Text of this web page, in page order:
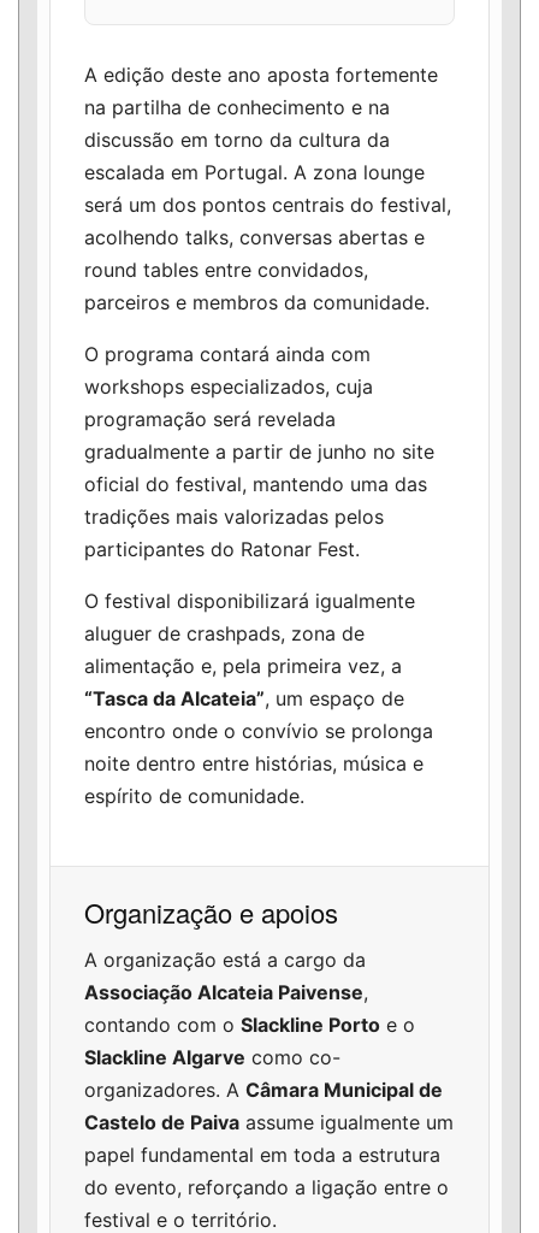
A edição deste ano aposta fortemente
na partilha de conhecimento e na
discussão em torno da cultura da
escalada em Portugal. A zona lounge
será um dos pontos centrais do festival,
acolhendo talks, conversas abertas e
round tables entre convidados,
parceiros e membros da comunidade.
O programa contará ainda com
workshops especializados, cuja
programação será revelada
gradualmente a partir de junho no site
oficial do festival, mantendo uma das
tradições mais valorizadas pelos
participantes do Ratonar Fest.
O festival disponibilizará igualmente
aluguer de crashpads, zona de
alimentação e, pela primeira vez, a
“Tasca da Alcateia”, um espaço de
encontro onde o convívio se prolonga
noite dentro entre histórias, música e
espírito de comunidade.
Organização e apoios
A organização está a cargo da
Associação Alcateia Paivense,
contando com o Slackline Porto e o
Slackline Algarve como co-
organizadores. A Câmara Municipal de
Castelo de Paiva assume igualmente um
papel fundamental em toda a estrutura
do evento, reforçando a ligação entre o
festival e o território.